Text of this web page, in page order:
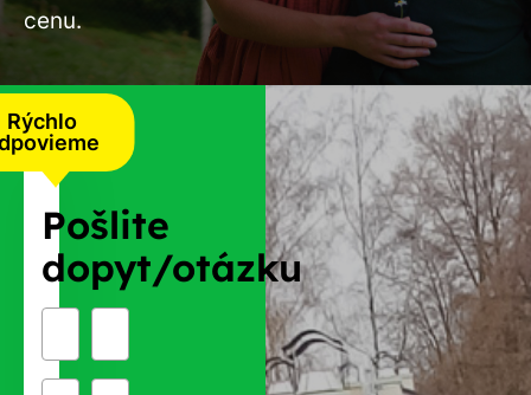
cenu.
Rýchlo
Pošlite
dopyt/otázku